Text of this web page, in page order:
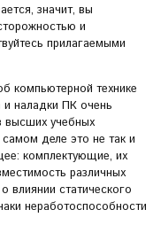
значит, вы
и
прилагаемыми
компьютерной технике
и наладки ПК очень
высших учебных
деле это не так и
комплектующие, их
различных
влиянии статического
неработоспособности